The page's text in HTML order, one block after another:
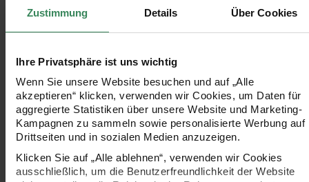
Zustimmung Details Über Cookies
Ihre Privatsphäre ist uns wichtig
Wenn Sie unsere Website besuchen und auf „Alle
akzeptieren“ klicken, verwenden wir Cookies, um Daten für
aggregierte Statistiken über unsere Website und Marketing-
Kampagnen zu sammeln sowie personalisierte Werbung auf
Drittseiten und in sozialen Medien anzuzeigen.
Klicken Sie auf „Alle ablehnen“, verwenden wir Cookies
ausschließlich, um die Benutzerfreundlichkeit der Website
Stabkerzen mit einem Durchmesser von 2,2 cm geeignet,
wodurch er sich ideal in Ihre dekorativen Arrangements
einfügt und eine warme, einladende Atmosphäre schafft.
- ideal für eine festliche Deko
- Größe: Ø6,5x18,5cm
- für Kerzen mit einem Durchmesser von Ø 2,2cm